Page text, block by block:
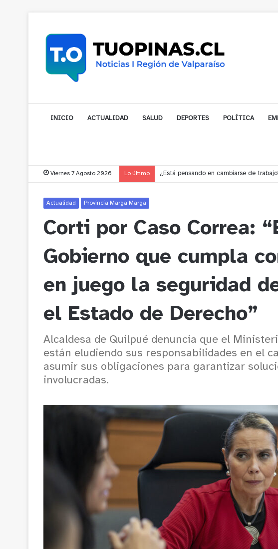
INICIO ACTUALIDAD SALUD DEPORTES POLÍTICA
Viernes 7 Agosto 2026 Lo último Gobernador compromete
Actualidad Provincia Marga Marga
Corti por Caso Correa:
Gobierno que cumpla
en juego la seguridad
el Estado de Derecho”
Alcaldesa de Quilpué denuncia que el
están eludiendo sus responsabilidades en el
asumir sus obligaciones para garantizar
involucradas.